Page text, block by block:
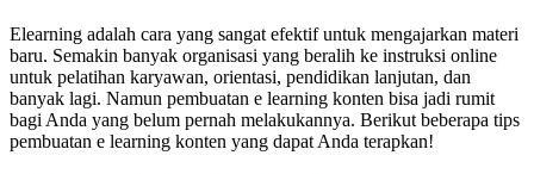
Elearning adalah cara yang sangat efektif untuk mengajarkan materi
baru. Semakin banyak organisasi yang beralih ke instruksi online
untuk pelatihan karyawan, orientasi, pendidikan lanjutan, dan
banyak lagi. Namun pembuatan e learning konten bisa jadi rumit
bagi Anda yang belum pernah melakukannya. Berikut beberapa tips
pembuatan e learning konten yang dapat Anda terapkan!